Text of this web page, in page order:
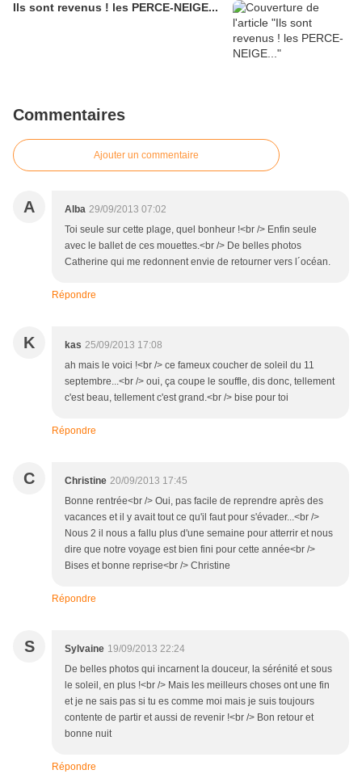
Ils sont revenus ! les PERCE-NEIGE...
Commentaires
Ajouter un commentaire
A Alba 29/09/2013 07:02
Toi seule sur cette plage, quel bonheur !<br /> Enfin seule
avec le ballet de ces mouettes.<br /> De belles photos
Catherine qui me redonnent envie de retourner vers l´océan.
Répondre
K kas 25/09/2013 17:08
ah mais le voici !<br /> ce fameux coucher de soleil du 11
septembre...<br /> oui, ça coupe le souffle, dis donc, tellement
c'est beau, tellement c'est grand.<br /> bise pour toi
Répondre
C Christine 20/09/2013 17:45
Bonne rentrée<br /> Oui, pas facile de reprendre après des
vacances et il y avait tout ce qu'il faut pour s'évader...<br />
Nous 2 il nous a fallu plus d'une semaine pour atterrir et nous
dire que notre voyage est bien fini pour cette année<br />
Bises et bonne reprise<br /> Christine
Répondre
S Sylvaine 19/09/2013 22:24
De belles photos qui incarnent la douceur, la sérénité et sous
le soleil, en plus !<br /> Mais les meilleurs choses ont une fin
et je ne sais pas si tu es comme moi mais je suis toujours
contente de partir et aussi de revenir !<br /> Bon retour et
bonne nuit
Répondre